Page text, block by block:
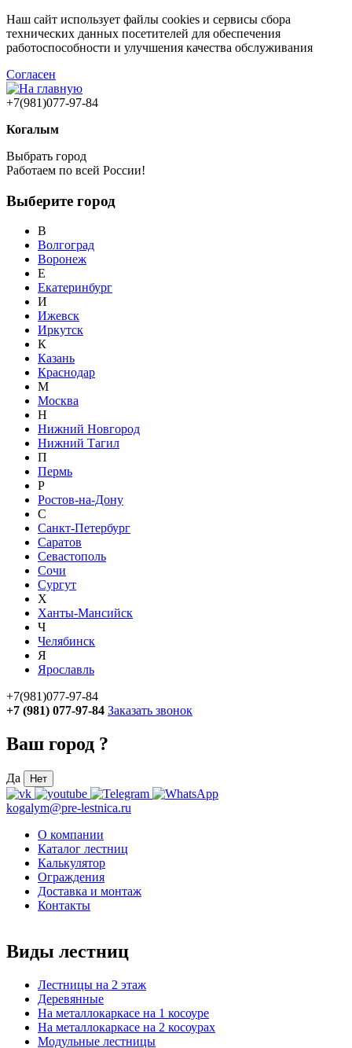
Наш сайт использует файлы cookies и сервисы сбора
технических данных посетителей для обеспечения
работоспособности и улучшения качества обслуживания
Согласен
+7(981)077-97-84
Когалым
Выбрать город
Работаем по всей России!
Выберите город
В
Волгоград
Воронеж
Е
Екатеринбург
И
Ижевск
Иркутск
К
Казань
Краснодар
М
Москва
Н
Нижний Новгород
Нижний Тагил
П
Пермь
Р
Ростов-на-Дону
С
Санкт-Петербург
Саратов
Севастополь
Сочи
Сургут
Х
Ханты-Мансийск
Ч
Челябинск
Я
Ярославль
+7(981)077-97-84
+7 (981) 077-97-84 Заказать звонок
Ваш город ?
Да Нет
kogalym@pre-lestnica.ru
О компании
Каталог лестниц
Калькулятор
Ограждения
Доставка и монтаж
Контакты
Виды лестниц
Лестницы на 2 этаж
Деревянные
На металлокаркасе на 1 косоуре
На металлокаркасе на 2 косоурах
Модульные лестницы